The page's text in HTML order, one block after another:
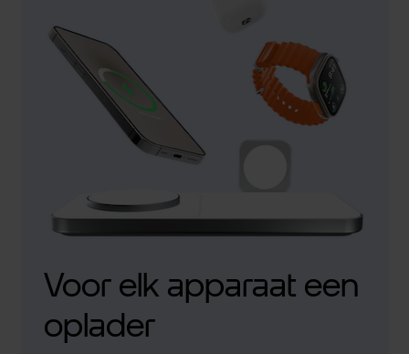
Voor elk apparaat een
oplader